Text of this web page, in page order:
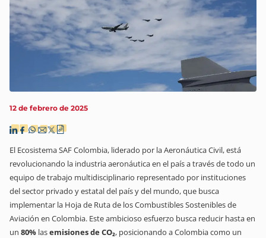
12 de febrero de 2025
El Ecosistema SAF Colombia, liderado por la Aeronáutica Civil, está
revolucionando la industria aeronáutica en el país a través de todo un
equipo de trabajo multidisciplinario representado por instituciones
del sector privado y estatal del país y del mundo, que busca
implementar la Hoja de Ruta de los Combustibles Sostenibles de
Aviación en Colombia. Este ambicioso esfuerzo busca reducir hasta en
un 80% lasemisiones de CO₂, posicionando a Colombia como un